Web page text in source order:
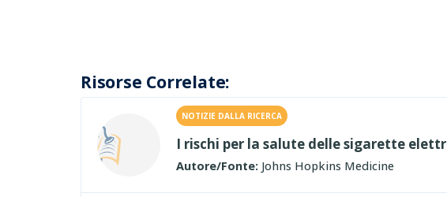
Risorse Correlate:
NOTIZIE DALLA RICERCA
I rischi per la salute delle sigarette
Autore/Fonte: Johns Hopkins Medicine